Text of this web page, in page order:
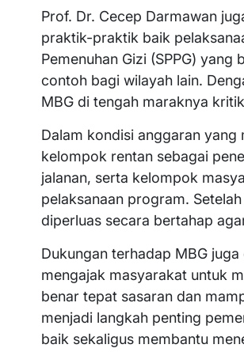
Prof. Dr. Cecep Darmawan
praktik-praktik baik
Pemenuhan Gizi (SPPG)
contoh bagi wilayah lain.
MBG di tengah maraknya
Dalam kondisi anggaran
kelompok rentan sebagai
jalanan, serta kelompok
pelaksanaan program.
diperluas secara bertahap
Dukungan terhadap MBG
mengajak masyarakat untuk
benar tepat sasaran dan
menjadi langkah penting
baik sekaligus membantu